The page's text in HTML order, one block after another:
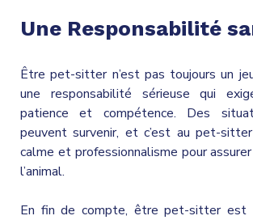
Une Responsabilité
Être pet-sitter n’est pas toujours un jeu
une responsabilité sérieuse qui
patience et compétence. Des
peuvent survenir, et c’est au pet-
calme et professionnalisme pour
l’animal.
En fin de compte, être pet-sitter est